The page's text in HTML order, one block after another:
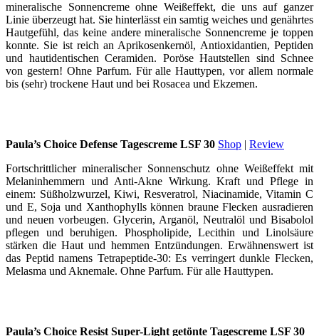
mineralische Sonnencreme ohne Weißeffekt, die uns auf ganzer
Linie überzeugt hat. Sie hinterlässt ein samtig weiches und genährtes
Hautgefühl, das keine andere mineralische Sonnencreme je toppen
konnte. Sie ist reich an Aprikosenkernöl, Antioxidantien, Peptiden
und hautidentischen Ceramiden. Poröse Hautstellen sind Schnee
von gestern! Ohne Parfum. Für alle Hauttypen, vor allem normale
bis (sehr) trockene Haut und bei Rosacea und Ekzemen.
Paula’s Choice Defense Tagescreme LSF 30 Shop | Review
Fortschrittlicher mineralischer Sonnenschutz ohne Weißeffekt mit
Melaninhemmern und Anti-Akne Wirkung. Kraft und Pflege in
einem: Süßholzwurzel, Kiwi, Resveratrol, Niacinamide, Vitamin C
und E, Soja und Xanthophylls können braune Flecken ausradieren
und neuen vorbeugen. Glycerin, Arganöl, Neutralöl und Bisabolol
pflegen und beruhigen. Phospholipide, Lecithin und Linolsäure
stärken die Haut und hemmen Entzündungen. Erwähnenswert ist
das Peptid namens Tetrapeptide-30: Es verringert dunkle Flecken,
Melasma und Aknemale. Ohne Parfum. Für alle Hauttypen.
Paula’s Choice Resist Super-Light getönte Tagescreme LSF 30